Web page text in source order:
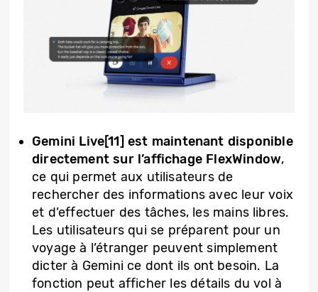
Gemini Live[11] est maintenant disponible
directement sur l’affichage FlexWindow,
ce qui permet aux utilisateurs de
rechercher des informations avec leur voix
et d’effectuer des tâches, les mains libres.
Les utilisateurs qui se préparent pour un
voyage à l’étranger peuvent simplement
dicter à Gemini ce dont ils ont besoin. La
fonction peut afficher les détails du vol à